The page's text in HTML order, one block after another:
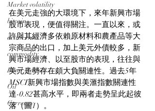
Market volatility
bitcoin
death cross
commodity
Bond Market
Oil
Currency
在美元走強的大環境下，來年新興市場
股市表現，便值得關注。一直以來，或
許與其經濟多依賴原材料和農產品等大
宗商品的出口，加上美元外債較多，新
興市場經濟、以至股市的表現，往往與
美元走勢存在頗大負關連性。過去5年
MSCI新興市場指數與美滙指數關連性
達-0.82甚高水平，即兩者走勢呈此起彼
落（圖1）。